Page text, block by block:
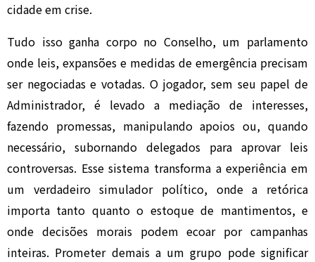
cidade em crise.
Tudo isso ganha corpo no Conselho, um parlamento
onde leis, expansões e medidas de emergência precisam
ser negociadas e votadas. O jogador, sem seu papel de
Administrador, é levado a mediação de interesses,
fazendo promessas, manipulando apoios ou, quando
necessário, subornando delegados para aprovar leis
controversas. Esse sistema transforma a experiência em
um verdadeiro simulador político, onde a retórica
importa tanto quanto o estoque de mantimentos, e
onde decisões morais podem ecoar por campanhas
inteiras. Prometer demais a um grupo pode significar